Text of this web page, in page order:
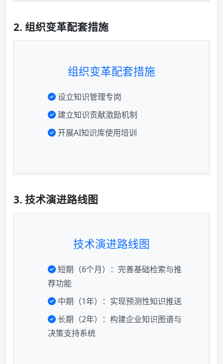
2. 组织变革配套措施
组织变革配套措施
设立知识管理专岗
建立知识贡献激励机制
开展AI知识库使用培训
3. 技术演进路线图
技术演进路线图
短期（6个月）：完善基础检索与推
荐功能
中期（1年）：实现预测性知识推送
长期（2年）：构建企业知识图谱与
决策支持系统